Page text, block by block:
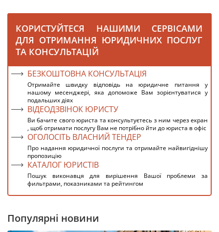
КОРИСТУЙТЕСЯ НАШИМИ СЕРВІСАМИ
ДЛЯ ОТРИМАННЯ ЮРИДИЧНИХ ПОСЛУГ
ТА КОНСУЛЬТАЦІЙ
БЕЗКОШТОВНА КОНСУЛЬТАЦІЯ
Отримайте швидку відповідь на юридичне питання у
нашому месенджері, яка допоможе Вам зорієнтуватися у
подальших діях
ВІДЕОДЗВІНОК ЮРИСТУ
Ви бачите свого юриста та консультуєтесь з ним через екран
, щоб отримати послугу Вам не потрібно йти до юриста в офіс
ОГОЛОСІТЬ ВЛАСНИЙ ТЕНДЕР
Про надання юридичної послуги та отримайте найвигіднішу
пропозицію
КАТАЛОГ ЮРИСТІВ
Пошук виконавця для вирішення Вашої проблеми за
фильтрами, показниками та рейтингом
Популярні новини